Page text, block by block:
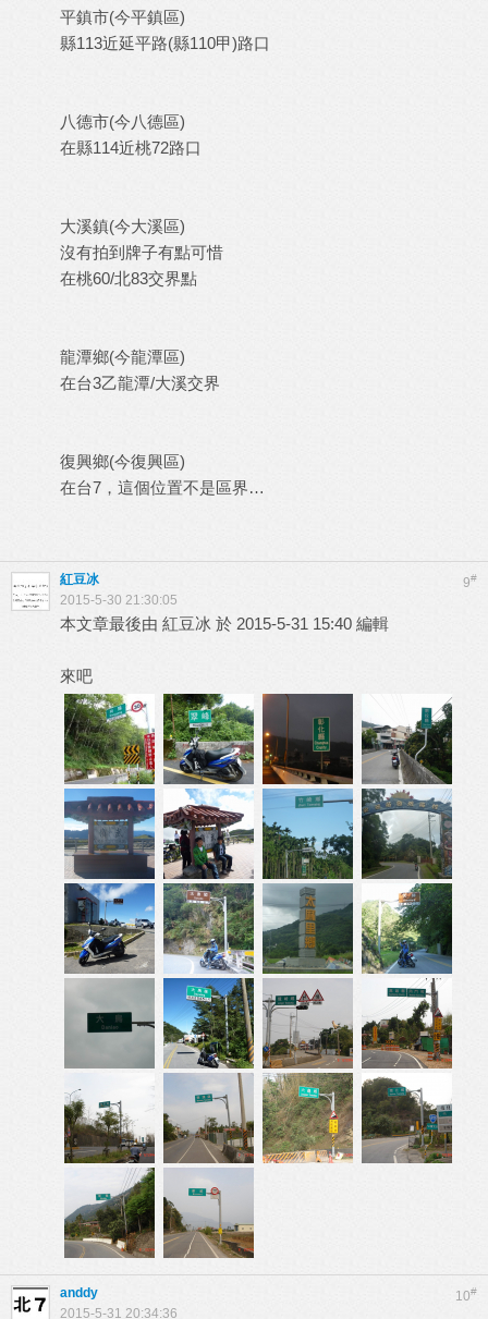
平鎮市(今平鎮區)
縣113近延平路(縣110甲)路口
八德市(今八德區)
在縣114近桃72路口
大溪鎮(今大溪區)
沒有拍到牌子有點可惜
在桃60/北83交界點
龍潭鄉(今龍潭區)
在台3乙龍潭/大溪交界
復興鄉(今復興區)
在台7，這個位置不是區界…
9#
紅豆冰
2015-5-30 21:30:05
本文章最後由 紅豆冰 於 2015-5-31 15:40 編輯
來吧
10#
anddy
2015-5-31 20:34:36